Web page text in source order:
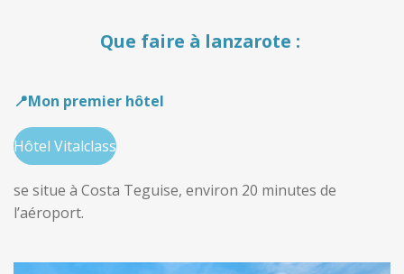
Que faire à lanzarote :
📍Mon premier hôtel
Hôtel Vitalclass
se situe à Costa Teguise, environ 20 minutes de
l’aéroport.